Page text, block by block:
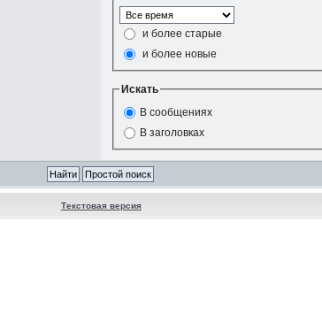
и более старые
и более новые
Искать
В сообщениях
В заголовках
Текстовая версия